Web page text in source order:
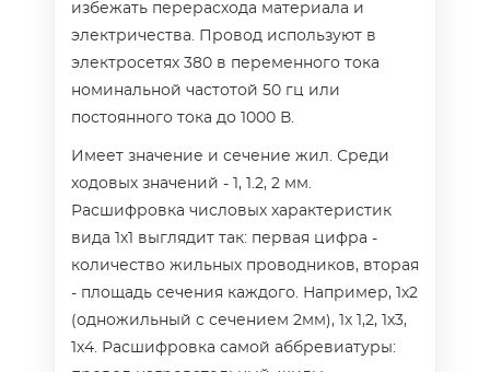
избежать перерасхода материала и
электричества. Провод используют в
электросетях 380 в переменного тока
номинальной частотой 50 гц или
постоянного тока до 1000 В.
Имеет значение и сечение жил. Среди
ходовых значений - 1, 1.2, 2 мм.
Расшифровка числовых характеристик
вида 1х1 выглядит так: первая цифра -
количество жильных проводников, вторая
- площадь сечения каждого. Например, 1х2
(одножильный с сечением 2мм), 1х 1,2, 1х3,
1х4. Расшифровка самой аббревиатуры: